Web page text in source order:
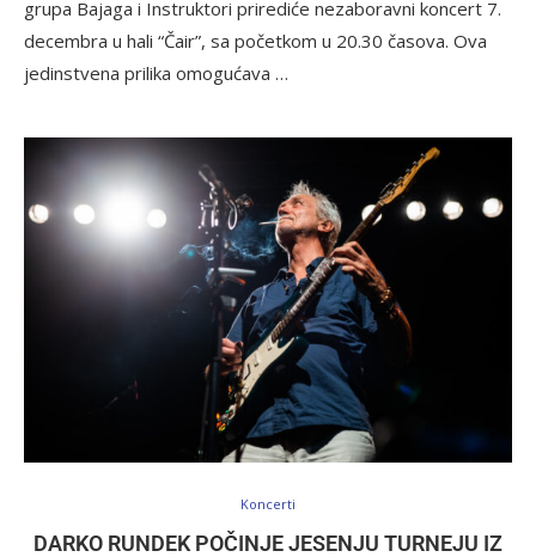
grupa Bajaga i Instruktori prirediće nezaboravni koncert 7.
decembra u hali “Čair”, sa početkom u 20.30 časova. Ova
jedinstvena prilika omogućava …
Koncerti
DARKO RUNDEK POČINJE JESENJU TURNEJU IZ